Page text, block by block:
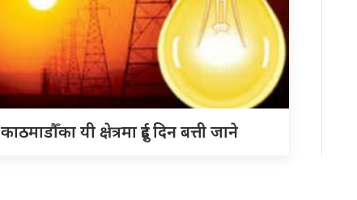
काठमाडौँका यी क्षेत्रमा दुई दिन बत्ती जाने